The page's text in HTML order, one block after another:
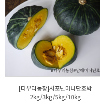
[다우리농장]사포닌미니단호박
2kg/3kg/5kg/10kg